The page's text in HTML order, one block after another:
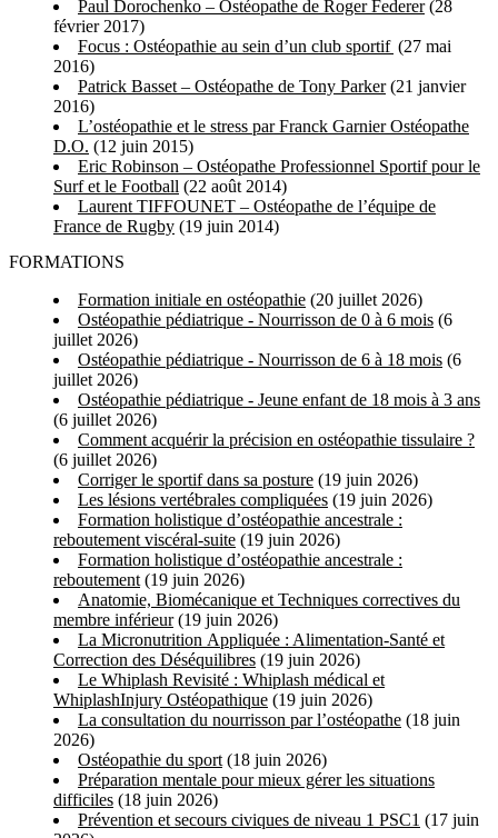
Paul Dorochenko – Ostéopathe de Roger Federer (28
février 2017)
Focus : Ostéopathie au sein d’un club sportif (27 mai
2016)
Patrick Basset – Ostéopathe de Tony Parker (21 janvier
2016)
L’ostéopathie et le stress par Franck Garnier Ostéopathe
D.O. (12 juin 2015)
Eric Robinson – Ostéopathe Professionnel Sportif pour le
Surf et le Football (22 août 2014)
Laurent TIFFOUNET – Ostéopathe de l’équipe de
France de Rugby (19 juin 2014)
FORMATIONS
Formation initiale en ostéopathie (20 juillet 2026)
Ostéopathie pédiatrique - Nourrisson de 0 à 6 mois (6
juillet 2026)
Ostéopathie pédiatrique - Nourrisson de 6 à 18 mois (6
juillet 2026)
Ostéopathie pédiatrique - Jeune enfant de 18 mois à 3 ans
(6 juillet 2026)
Comment acquérir la précision en ostéopathie tissulaire ?
(6 juillet 2026)
Corriger le sportif dans sa posture (19 juin 2026)
Les lésions vertébrales compliquées (19 juin 2026)
Formation holistique d’ostéopathie ancestrale :
reboutement viscéral-suite (19 juin 2026)
Formation holistique d’ostéopathie ancestrale :
reboutement (19 juin 2026)
Anatomie, Biomécanique et Techniques correctives du
membre inférieur (19 juin 2026)
La Micronutrition Appliquée : Alimentation-Santé et
Correction des Déséquilibres (19 juin 2026)
Le Whiplash Revisité : Whiplash médical et
WhiplashInjury Ostéopathique (19 juin 2026)
La consultation du nourrisson par l’ostéopathe (18 juin
2026)
Ostéopathie du sport (18 juin 2026)
Préparation mentale pour mieux gérer les situations
difficiles (18 juin 2026)
Prévention et secours civiques de niveau 1 PSC1 (17 juin